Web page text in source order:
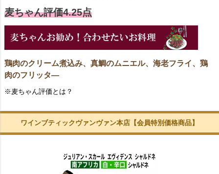
麦ちゃん評価4.25点
鶏肉のクリーム煮込み、真鯛のムニエル、海老フライ、鶏
肉のフリッタ―
※麦ちゃん評価とは？
ワインブティックヴァンヴァン本店【会員特別価格商品】